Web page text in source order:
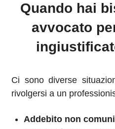
Quando hai
avvocato
Ci sono diverse
rivolgersi a un
Addebito non